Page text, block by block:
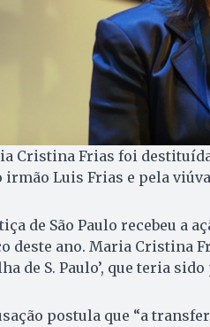
Cristina Frias foi destituída
irmão Luis Frias e pela
de São Paulo recebeu a
deste ano. Maria Cristina
de S. Paulo’, que teria
postula que “a